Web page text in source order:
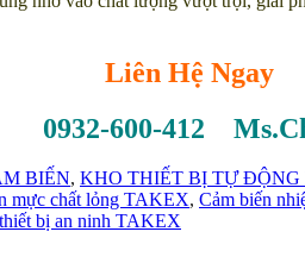
Liên Hệ Ngay
0932-600-412
BIẾN, KHO THIẾT BỊ TỰ ĐỘNG
mực chất lỏng TAKEX, Cảm biến
thiết bị an ninh TAKEX